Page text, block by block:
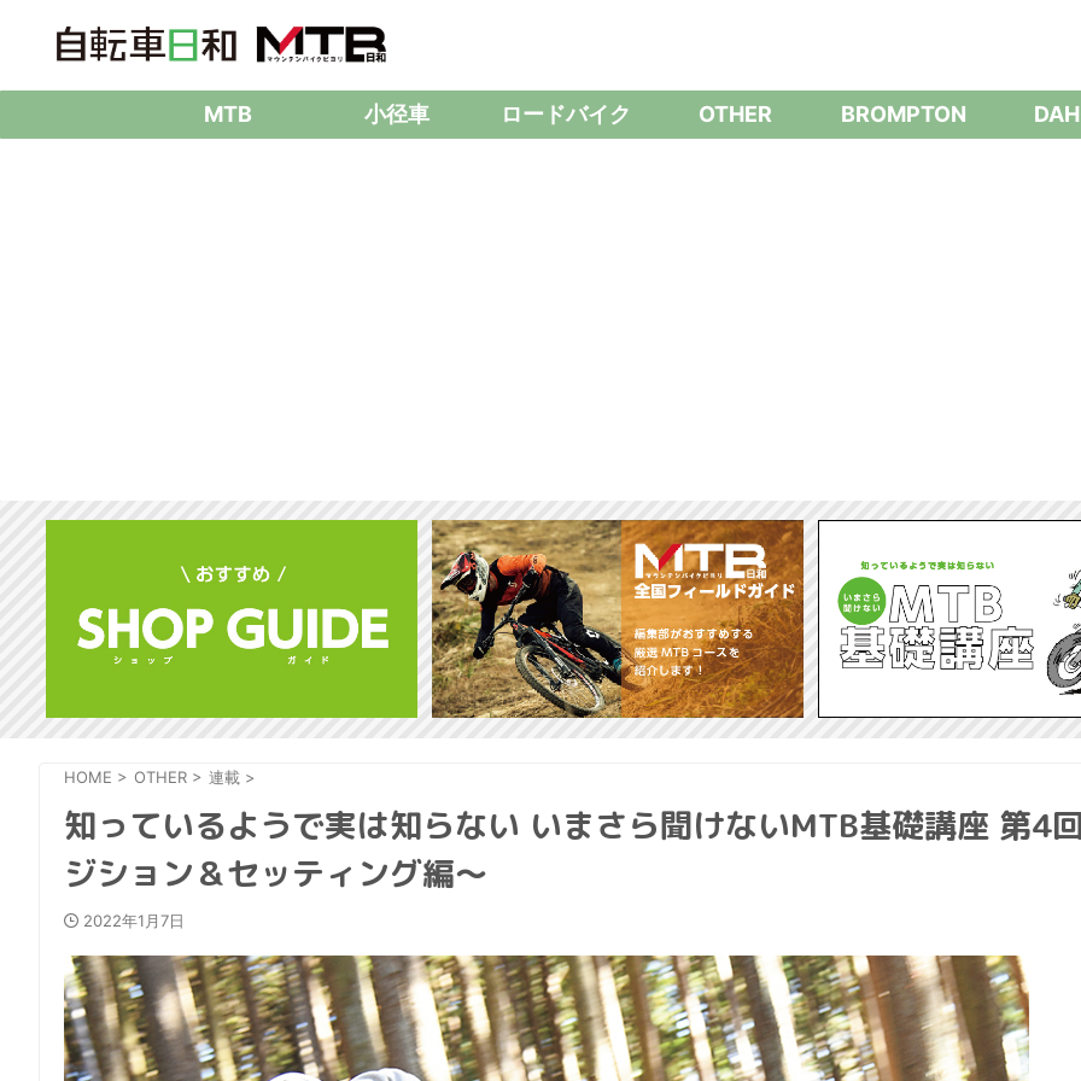
MTB 小径車 ロードバイク OTHER BROMPTON
HOME > OTHER > 連載 >
知っているようで実は知らない いまさら聞けないMTB基礎講座 第4
ジション＆セッティング編〜
2022年1月7日